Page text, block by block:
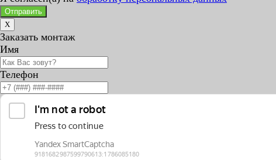
Отправить
X
Заказать монтаж
Имя
Телефон